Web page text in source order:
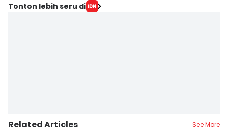
Tonton lebih seru di
Related Articles See More